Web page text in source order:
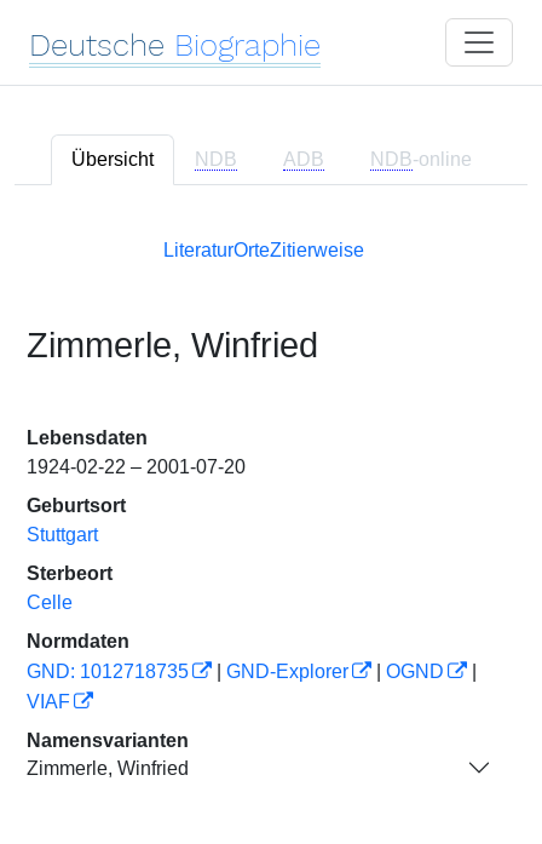
Deutsche Biographie
Übersicht NDB ADB NDB-online
LiteraturOrteZitierweise
Zimmerle, Winfried
Lebensdaten
1924-02-22 – 2001-07-20
Geburtsort
Stuttgart
Sterbeort
Celle
Normdaten
GND: 1012718735
GND-Explorer OGND
VIAF
Namensvarianten
Zimmerle, Winfried